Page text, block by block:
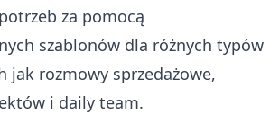
za pomocą
szablonów dla różnych typów
jak rozmowy sprzedażowe,
i daily team.